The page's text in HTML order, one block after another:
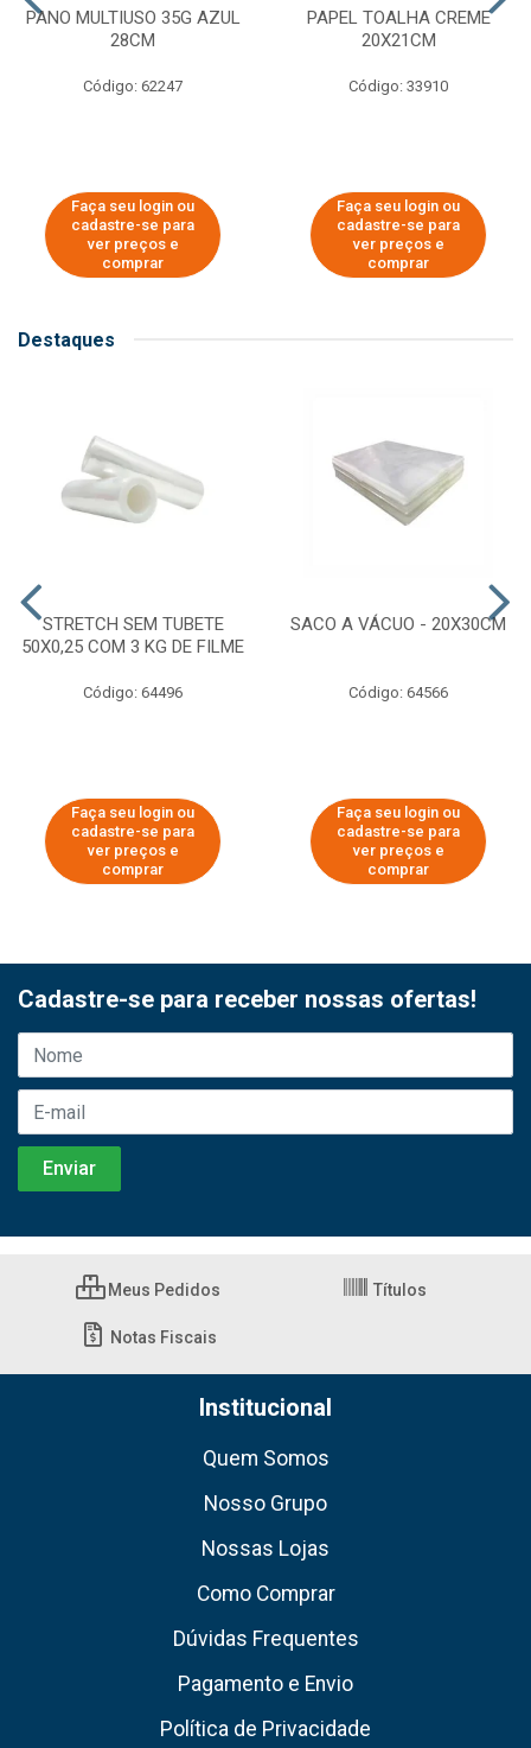
PANO MULTIUSO 35G AZUL
28CM
Código: 62247
Faça seu login ou
cadastre-se para
ver preços e
comprar
PAPEL TOALHA CREME
20X21CM
Código: 33910
Faça seu login ou
cadastre-se para
ver preços e
comprar
Destaques
STRETCH SEM TUBETE
50X0,25 COM 3 KG DE FILME
Código: 64496
Faça seu login ou
cadastre-se para
ver preços e
comprar
SACO A VÁCUO - 20X30CM
Código: 64566
Faça seu login ou
cadastre-se para
ver preços e
comprar
Cadastre-se para receber nossas ofertas!
Meus Pedidos Títulos
Notas Fiscais
Institucional
Quem Somos
Nosso Grupo
Nossas Lojas
Como Comprar
Dúvidas Frequentes
Pagamento e Envio
Política de Privacidade